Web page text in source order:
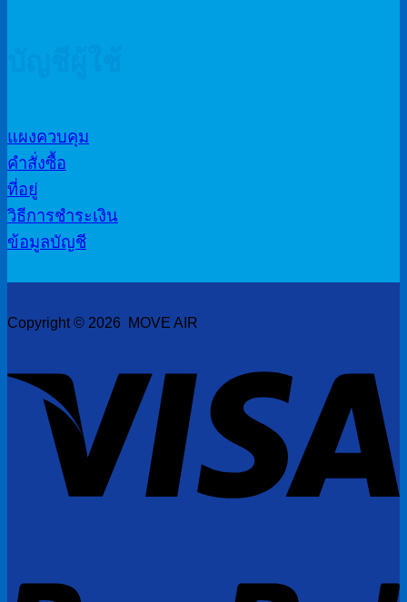
แผงควบคุม
คำสั่งซื้อ
ที่อยู่
วิธีการชำระเงิน
ข้อมูลบัญชี
Copyright © 2026 MOVE AIR